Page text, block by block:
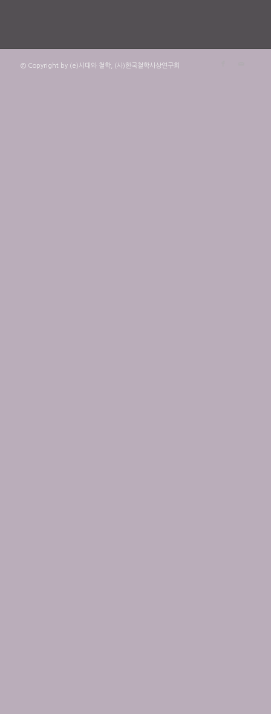
© Copyright by (e)시대와 철학, (사)한국철학사상연구회